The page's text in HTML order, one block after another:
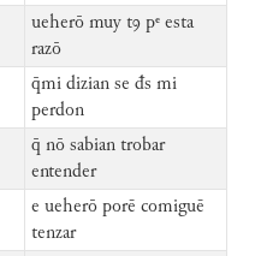
ueherō muy tꝯ pᵉ esta
razō
q̄mi dizian se đs mi
perdon
q̄ nō sabian trobar
entender
e ueherō porē comiguē
tenzar